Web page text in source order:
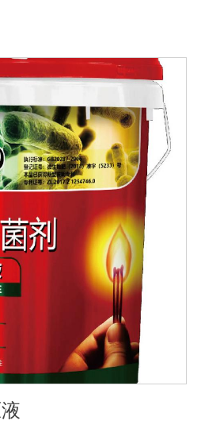
能不同程度地刺激调节植物生
生素、系统防卫酶等多种物
病害或诱导系统抗性间接达到
适用于各种粮食作物及蔬菜的
济作物的栽培。【适用范围】
红薯、辣椒、番茄、黄瓜丶韮
注意事项】1.本品内含大量有
使用，用过农药 的喷雾器一定
本品如与化肥混用，要现混现
保存，避免阳光直射和雨淋
】粉剂【活 菌 数】≥200亿/克